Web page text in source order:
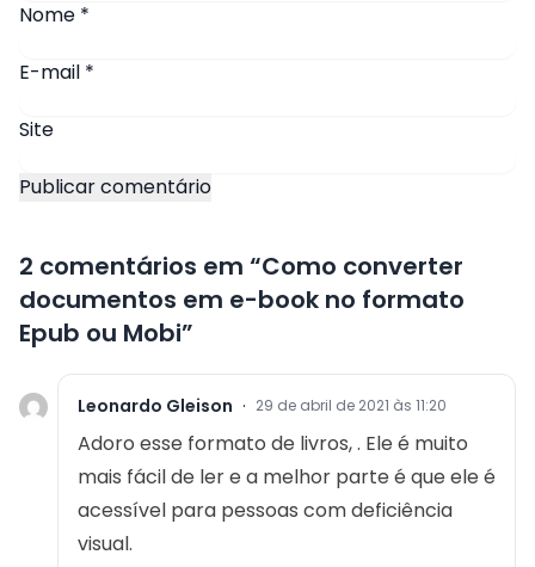
Nome *
E-mail *
Site
2 comentários em “Como converter
documentos em e-book no formato
Epub ou Mobi”
Leonardo Gleison · 29 de abril de 2021 às 11:20
Adoro esse formato de livros, . Ele é muito
mais fácil de ler e a melhor parte é que ele é
acessível para pessoas com deficiência
visual.